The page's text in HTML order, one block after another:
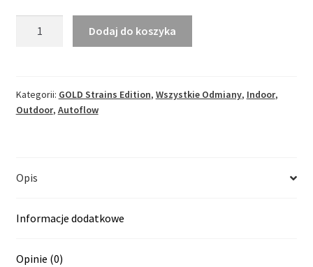
do
67.50€
Dodaj do koszyka
Kategorii: GOLD Strains Edition, Wszystkie Odmiany, Indoor,
Outdoor, Autoflow
Opis
Informacje dodatkowe
Opinie (0)